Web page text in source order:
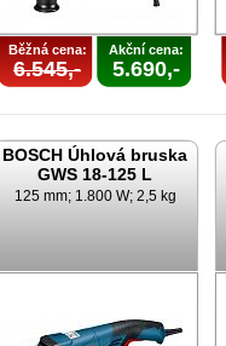
Běžná cena:
6.545,-
Akční cena:
5.690,-
BOSCH Úhlová bruska
GWS 18-125 L
125 mm; 1.800 W; 2,5 kg